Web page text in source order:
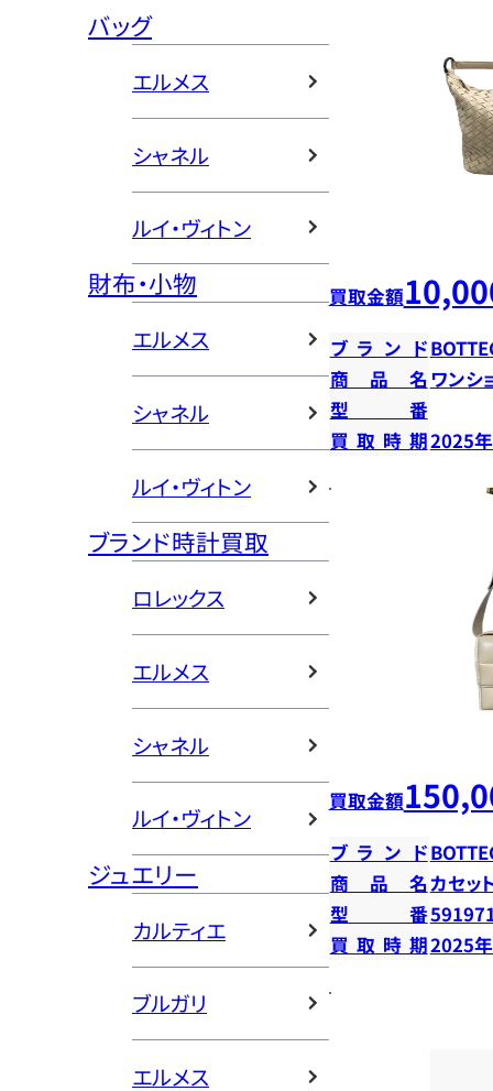
バッグ
エルメス
シャネル
ルイ・ヴィトン
財布・小物
エルメス
シャネル
ルイ・ヴィトン
ブランド時計買取
ロレックス
エルメス
シャネル
ルイ・ヴィトン
ジュエリー
カルティエ
ブルガリ
エルメス
買取金額
ブランド
商品名 ワンシ
型番
買取時期2025
買取金額
ブランド
商品名カセッ
型番
買取時期2025